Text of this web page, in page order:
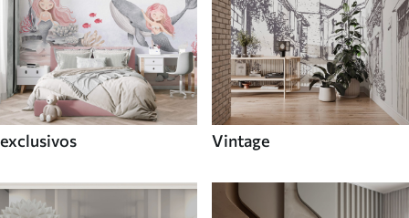
exclusivos Vintage